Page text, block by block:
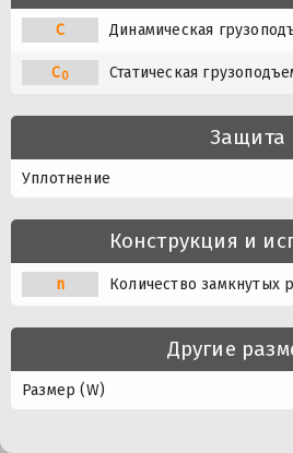
C Динамическая
C0 Статическая
Защита
Уплотнение
Конструкция и
n Количество замкнутых
Другие
Размер (W)